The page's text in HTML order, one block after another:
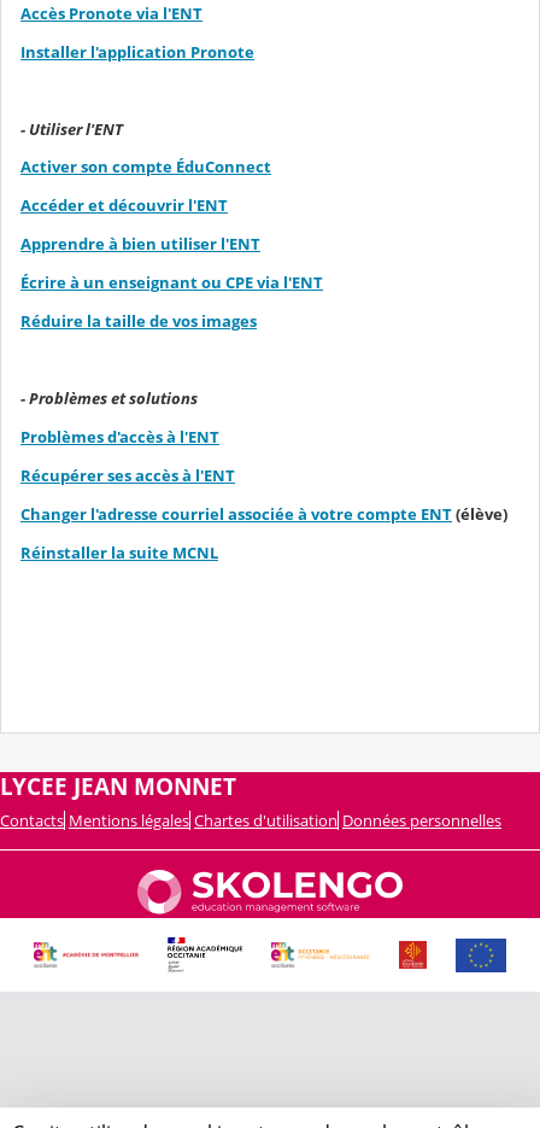
Accès Pronote via l'ENT
Installer l'application Pronote
- Utiliser l'ENT
Activer son compte ÉduConnect
Accéder et découvrir l'ENT
Apprendre à bien utiliser l'ENT
Écrire à un enseignant ou CPE via l'ENT
Réduire la taille de vos images
- Problèmes et solutions
Problèmes d'accès à l'ENT
Récupérer ses accès à l'ENT
Changer l'adresse courriel associée à votre compte ENT(élève)
Réinstaller la suite MCNL
LYCEE JEAN MONNET
Contacts Mentions légales Chartes d'utilisation Données personnelles